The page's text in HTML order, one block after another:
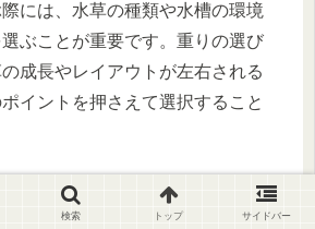
には、水草の種類や水槽の環境
ぶことが重要です。重りの選び
成長やレイアウトが左右される
イントを押さえて選択すること
が第一に考慮すべきポイントで
検索 トップ サイドバー